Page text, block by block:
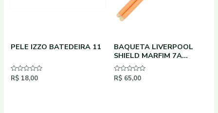
PELE IZZO BATEDEIRA 11
Avaliação
R$ 18,00
BAQUETA LIVERPOOL
SHIELD MARFIM 7A
PONTA DE MADEIRA
Avaliação
R$ 65,00